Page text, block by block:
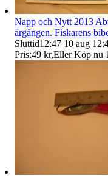
Napp och Nytt 2013
årgången. Fiskarens
Sluttid12:47 10 aug
Pris:49 kr,Eller Köp nu